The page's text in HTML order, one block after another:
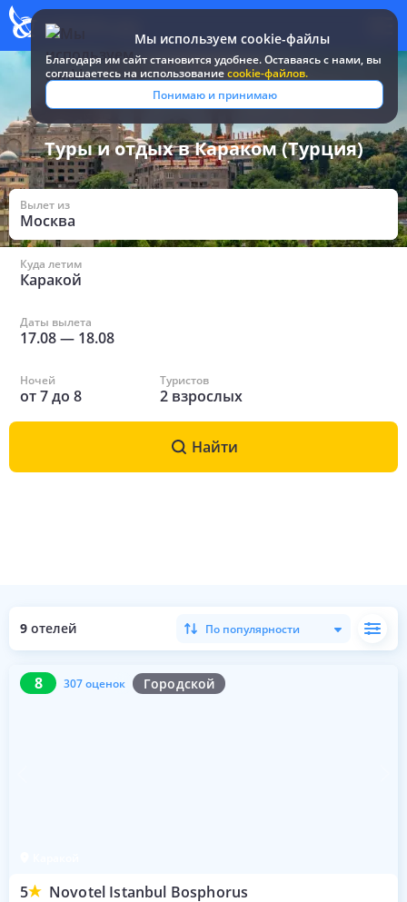
Мы используем cookie-файлы
Благодаря им сайт становится удобнее. Оставаясь c нами, вы
соглашаетесь на использованиеcookie-файлов.
Понимаю и принимаю
Все туры и путевки / Турция / в Караком
Туры и отдых в Караком (Турция)
Вылет из
Москва
Куда летим
Каракой
Даты вылета
17.08— 18.08
Ночей
от7до 8
Туристов
2 взрослых
Найти
9 отелей По популярности
8 307 оценок Городской
5 Novotel Istanbul Bosphorus
8 307 оценок